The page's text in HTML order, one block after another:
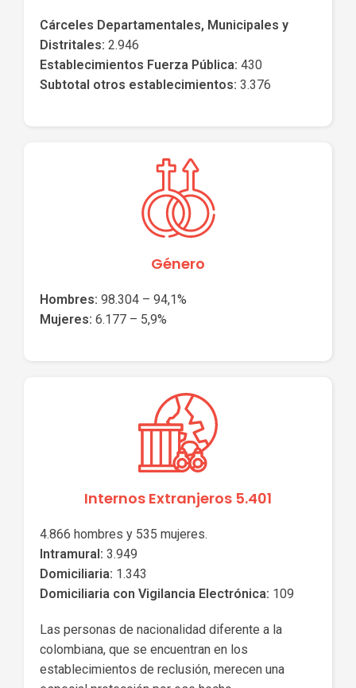
Cárceles Departamentales, Municipales y
Distritales: 2.946
Establecimientos Fuerza Pública: 430
Subtotal otros establecimientos: 3.376
Género
Hombres: 98.304 – 94,1%
Mujeres: 6.177 – 5,9%
Internos Extranjeros 5.401
4.866 hombres y 535 mujeres.
Intramural: 3.949
Domiciliaria: 1.343
Domiciliaria con Vigilancia Electrónica: 109
Las personas de nacionalidad diferente a la
colombiana, que se encuentran en los
establecimientos de reclusión, merecen una